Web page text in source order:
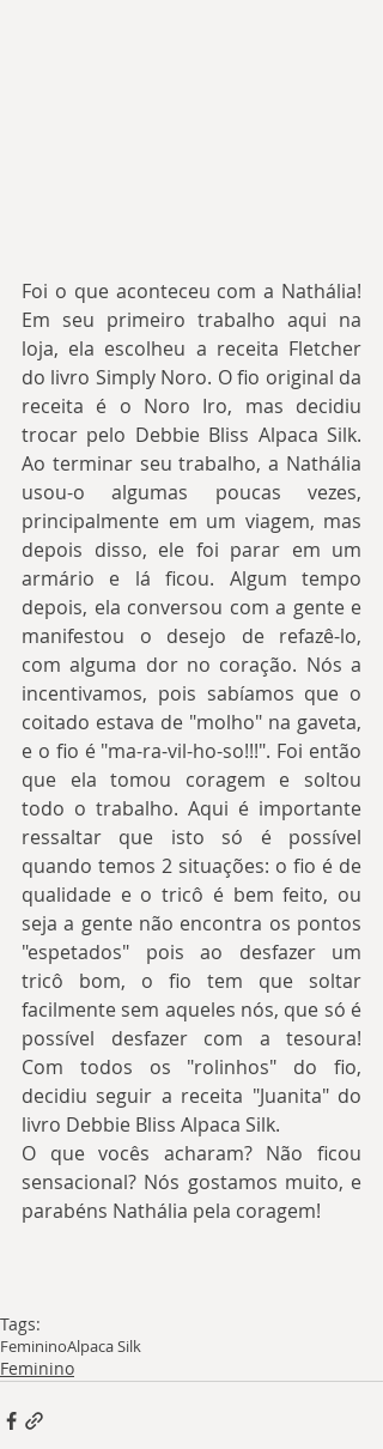
Foi o que aconteceu com a Nathália!
Em seu primeiro trabalho aqui na
loja, ela escolheu a receita Fletcher
do livro Simply Noro. O fio original da
receita é o Noro Iro, mas decidiu
trocar pelo Debbie Bliss Alpaca Silk.
Ao terminar seu trabalho, a Nathália
usou-o algumas poucas vezes,
principalmente em um viagem, mas
depois disso, ele foi parar em um
armário e lá ficou. Algum tempo
depois, ela conversou com a gente e
manifestou o desejo de refazê-lo,
com alguma dor no coração. Nós a
incentivamos, pois sabíamos que o
coitado estava de "molho" na gaveta,
e o fio é "ma-ra-vil-ho-so!!!". Foi então
que ela tomou coragem e soltou
todo o trabalho. Aqui é importante
ressaltar que isto só é possível
quando temos 2 situações: o fio é de
qualidade e o tricô é bem feito, ou
seja a gente não encontra os pontos
"espetados" pois ao desfazer um
tricô bom, o fio tem que soltar
facilmente sem aqueles nós, que só é
possível desfazer com a tesoura!
Com todos os "rolinhos" do fio,
decidiu seguir a receita "Juanita" do
livro Debbie Bliss Alpaca Silk.
O que vocês acharam? Não ficou
sensacional? Nós gostamos muito, e
parabéns Nathália pela coragem!
Tags:
FemininoAlpaca Silk
Feminino